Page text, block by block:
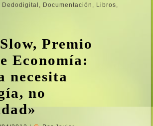
Dedodigital Documentación Libros
Premio
Economí­a:
necesita
no